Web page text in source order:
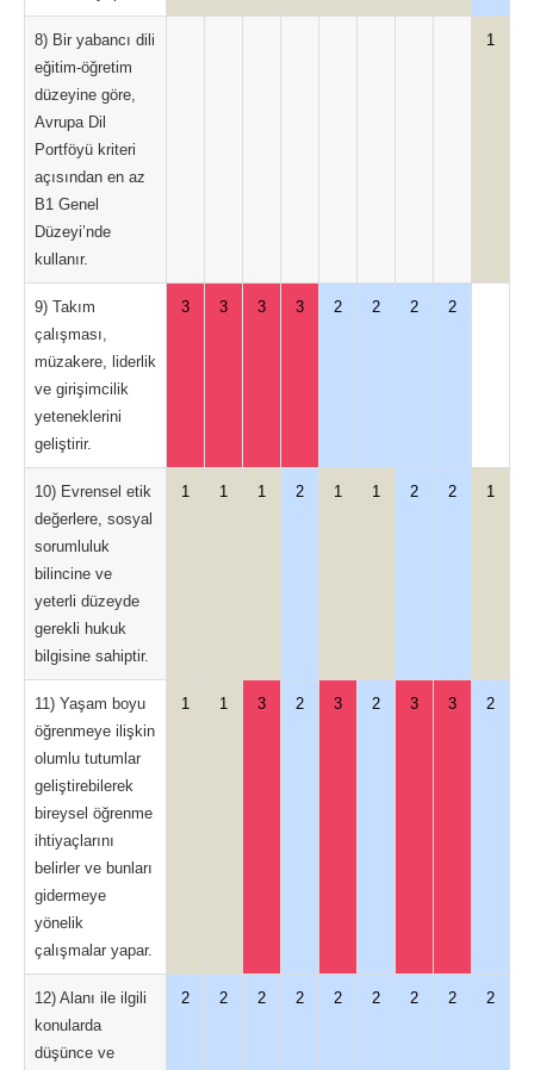
8) Bir yabancı dili
eğitim-öğretim
düzeyine göre,
Avrupa Dil
Portföyü kriteri
açısından en az
B1 Genel
Düzeyi’nde
kullanır.
1
9) Takım
çalışması,
müzakere, liderlik
ve girişimcilik
yeteneklerini
geliştirir.
3 3 3 3 2 2 2 2
10) Evrensel etik
değerlere, sosyal
sorumluluk
bilincine ve
yeterli düzeyde
gerekli hukuk
bilgisine sahiptir.
1 1 1 2 1 1 2 2 1
11) Yaşam boyu
öğrenmeye ilişkin
olumlu tutumlar
geliştirebilerek
bireysel öğrenme
ihtiyaçlarını
belirler ve bunları
gidermeye
yönelik
çalışmalar yapar.
1 1 3 2 3 2 3 3 2
12) Alanı ile ilgili
konularda
düşünce ve
2 2 2 2 2 2 2 2 2